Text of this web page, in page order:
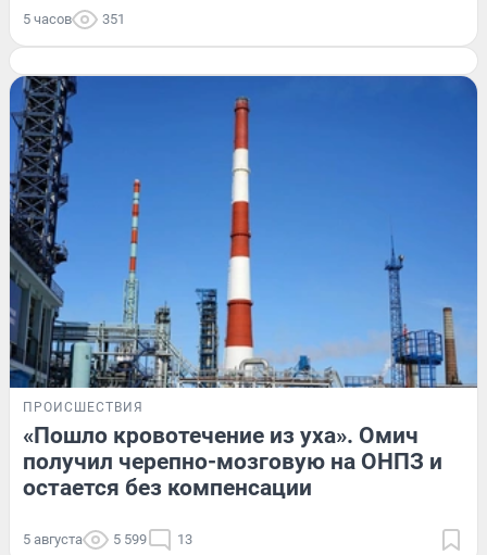
5 часов 351
ПРОИСШЕСТВИЯ
«Пошло кровотечение из уха». Омич
получил черепно-мозговую на ОНПЗ и
остается без компенсации
5 августа 5 599 13